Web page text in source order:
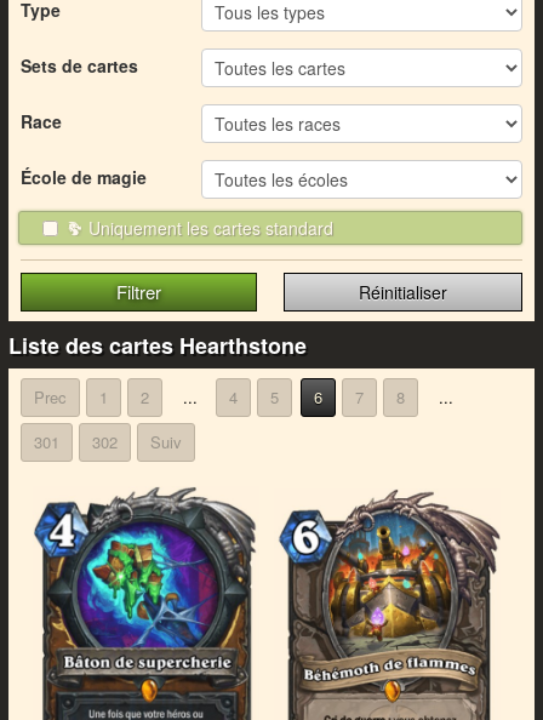
Type
Sets de cartes
Race
École de magie
Uniquement les cartes standard
Réinitialiser
Liste des cartes Hearthstone
Prec 1 2 ... 4 5 6 7 8
...
301
302 Suiv